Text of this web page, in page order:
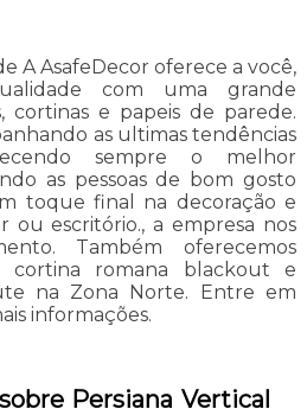
A AsafeDecor oferece a você,
com uma grande
cortinas e papeis de parede.
as ultimas tendências
sempre o melhor
as pessoas de bom gosto
toque final na decoração e
ou escritório., a empresa nos
Também oferecemos
cortina romana blackout e
na Zona Norte. Entre em
informações.
Persiana Vertical